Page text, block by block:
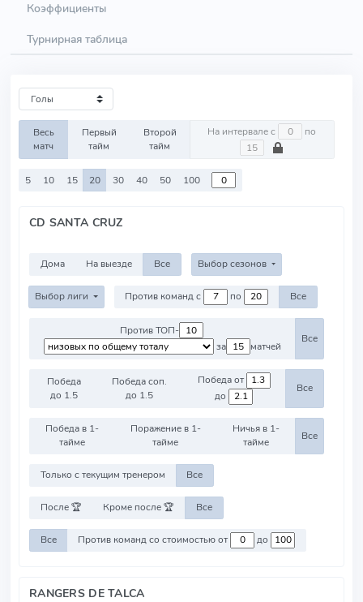
Коэффициенты
Турнирная таблица
Весь
матч
Первый
тайм
Второй
тайм
На интервале с по
5 10 15 20 30 40 50 100
CD SANTA CRUZ
Дома На выезде Все Выбор сезонов
Выбор лиги Против команд с по Все
Против ТОП-
за
матчей
Все
Победа
до 1.5
Победа соп.
до 1.5
Победа от
до
Все
Победа в 1-
тайме
Поражение в 1-
тайме
Ничья в 1-
тайме
Все
Только с текущим тренером Все
После 🏆 Кроме после 🏆 Все
Все Против команд со стоимостью от до
RANGERS DE TALCA